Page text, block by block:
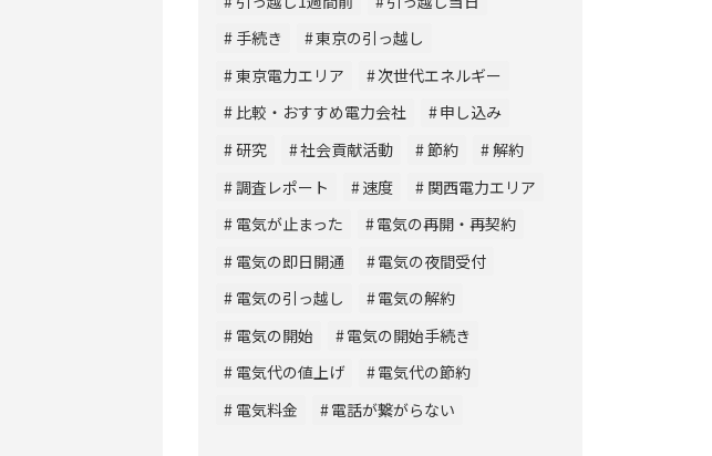
手続き
東京の引っ越し
東京電力エリア
次世代エネルギー
比較・おすすめ電力会社
申し込み
研究
社会貢献活動 節約
解約
調査レポート
速度
関西電力エリア
電気が止まった
電気の再開・再契約
電気の即日開通
電気の夜間受付
電気の引っ越し
電気の解約
電気の開始
電気の開始手続き
電気代の値上げ
電気代の節約
電気料金
電話が繋がらない